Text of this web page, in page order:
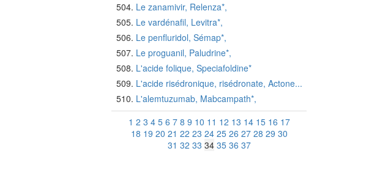
Le zanamivir, Relenza*,
Le vardénafil, Levitra*,
Le penfluridol, Sémap*,
Le proguanil, Paludrine*,
L'acide folique, Speciafoldine*
L'acide risédronique, risédronate, Actone...
L'alemtuzumab, Mabcampath*,
1 2 3 4 5 6 7 8 9 10 11 12 13 14 15 16 17
18 19 20 21 22 23 24 25 26 27 28 29 30
31 32 33 34 35 36 37